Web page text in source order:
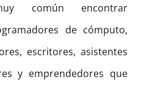
común encontrar
de cómputo,
escritores, asistentes
y emprendedores que